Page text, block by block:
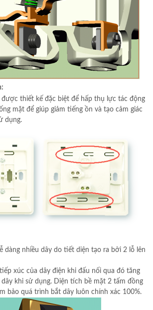
được thiết kế đặc biệt để hấp thụ lực tác động
mặt để giúp giảm tiếng ồn và tạo cảm giác
dụng.
dàng nhiều dây do tiết diện tạo ra bởi 2 lỗ lên
tiếp xúc của dây điện khi đấu nối qua đó tăng
khi sử dụng. Diện tích bề mặt 2 tấm đồng
bảo quá trình bắt dây luôn chính xác 100%.